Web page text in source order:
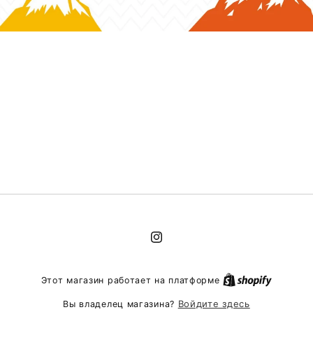
Instagram
Этот магазин работает на платформе
Вы владелец магазина? Войдите здесь